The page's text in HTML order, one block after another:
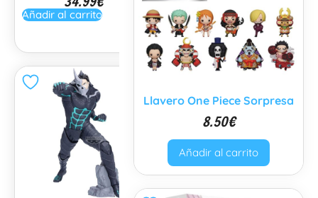
Añadir al carrito Añadir al carrito
Llavero One Piece Sorpresa
8.50€
Añadir al carrito